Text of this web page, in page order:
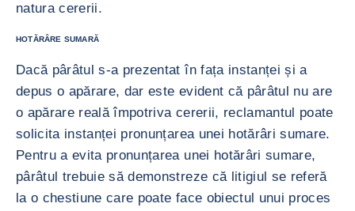
natura cererii.
HOTĂRÂRE SUMARĂ
Dacă pârâtul s-a prezentat în fața instanței și a
depus o apărare, dar este evident că pârâtul nu are
o apărare reală împotriva cererii, reclamantul poate
solicita instanței pronunțarea unei hotărâri sumare.
Pentru a evita pronunțarea unei hotărâri sumare,
pârâtul trebuie să demonstreze că litigiul se referă
la o chestiune care poate face obiectul unui proces